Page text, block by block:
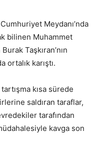
Meydanı’nda
bilinen Muhammet
Taşkıran’nın
ortalık karıştı.
kısa sürede
saldıran taraflar,
tarafından
kavga son